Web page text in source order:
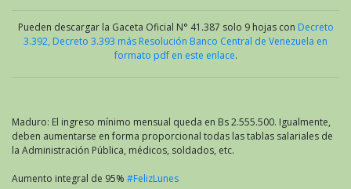
Pueden descargar la Gaceta Oficial N° 41.387 solo 9 hojas con Decreto
3.392, Decreto 3.393 más Resolución Banco Central de Venezuela en
formato pdf en este enlace.
Maduro: El ingreso mínimo mensual queda en Bs 2.555.500. Igualmente,
deben aumentarse en forma proporcional todas las tablas salariales de
la Administración Pública, médicos, soldados, etc.
Aumento integral de 95% #FelizLunes